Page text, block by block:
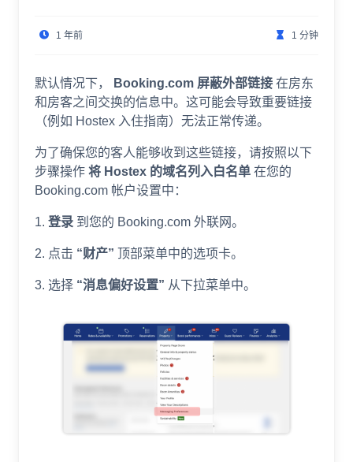
1 年前 1 分钟
默认情况下， Booking.com 屏蔽外部链接 在房东
和房客之间交换的信息中。这可能会导致重要链接
（例如 Hostex 入住指南）无法正常传递。
为了确保您的客人能够收到这些链接，请按照以下
步骤操作 将 Hostex 的域名列入白名单 在您的
Booking.com 帐户设置中：
1. 登录 到您的 Booking.com 外联网。
2. 点击 “财产” 顶部菜单中的选项卡。
3. 选择 “消息偏好设置” 从下拉菜单中。